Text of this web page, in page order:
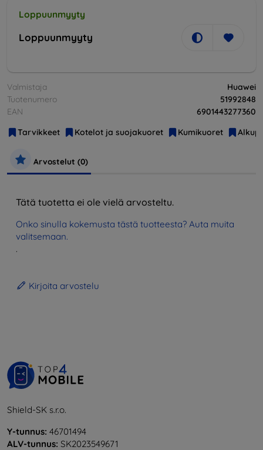
Loppuunmyyty
Loppuunmyyty
Valmistaja
Huawei
Tuotenumero
51992848
EAN
6901443277360
Tarvikkeet
Kotelot ja suojakuoret Kumikuoret
Arvostelut (0)
Tätä tuotetta ei ole vielä arvosteltu.
Onko sinulla kokemusta tästä tuotteesta? Auta muita
valitsemaan.
.
Kirjoita arvostelu
Shield-SK s.r.o.
Y-tunnus: 46701494
ALV-tunnus: SK2023549671